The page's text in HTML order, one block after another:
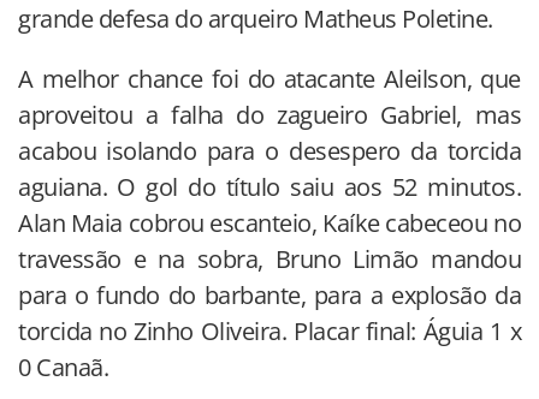
grande defesa do arqueiro Matheus Poletine.
A melhor chance foi do atacante Aleilson, que
aproveitou a falha do zagueiro Gabriel, mas
acabou isolando para o desespero da torcida
aguiana. O gol do título saiu aos 52 minutos.
Alan Maia cobrou escanteio, Kaíke cabeceou no
travessão e na sobra, Bruno Limão mandou
para o fundo do barbante, para a explosão da
torcida no Zinho Oliveira. Placar final: Águia 1 x
0 Canaã.